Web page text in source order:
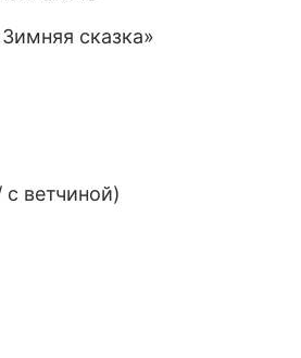
сказка»
ветчиной)